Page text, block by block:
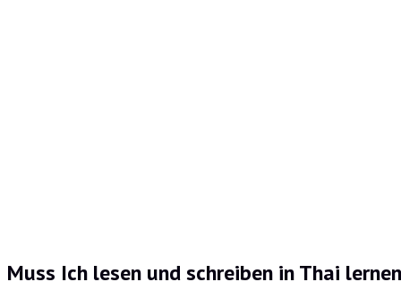
Muss Ich lesen und schreiben in Thai lernen